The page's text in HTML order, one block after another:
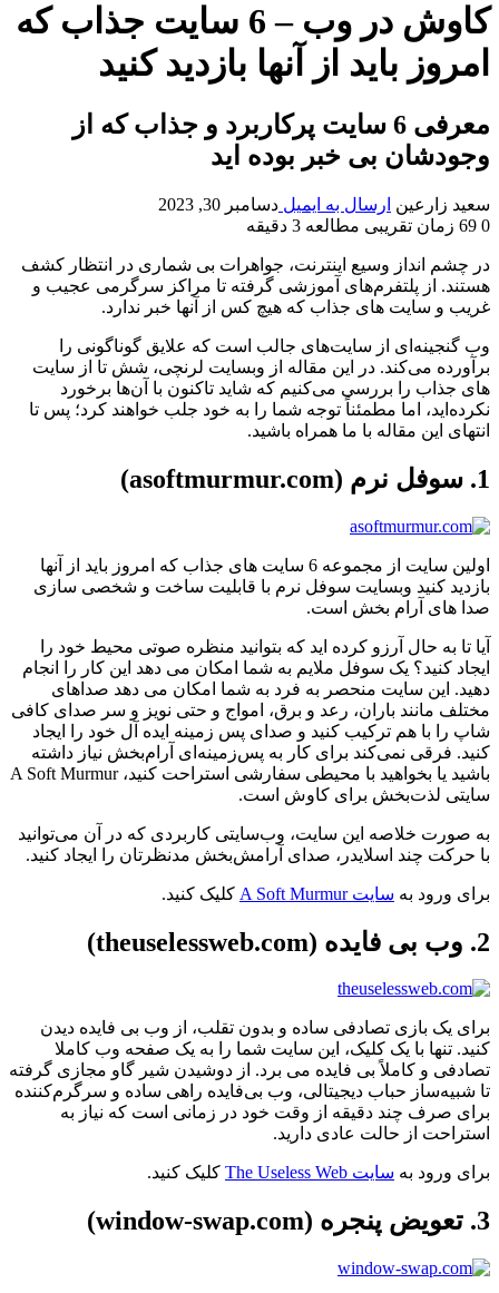
کاوش در وب – 6 سایت جذاب که
امروز باید از آنها بازدید کنید
معرفی 6 سایت پرکاربرد و جذاب که از
وجودشان بی خبر بوده اید
سعید زارعین ارسال به ایمیل دسامبر 30, 2023
0
زمان تقریبی مطالعه 3 دقیقه
در چشم انداز وسیع اینترنت، جواهرات بی شماری در انتظار کشف
هستند. از پلتفرم‌های آموزشی گرفته تا مراکز سرگرمی عجیب و
غریب و سایت های جذاب که هیچ کس از آنها خبر ندارد.
وب گنجینه‌ای از سایت‌های جالب است که علایق گوناگونی را
برآورده می‌کند. در این مقاله از وبسایت لرنچی، شش تا از سایت
های جذاب را بررسی می‌کنیم که شاید تاکنون با آن‌ها برخورد
نکرده‌اید، اما مطمئناً توجه شما را به خود جلب خواهند کرد؛ پس تا
انتهای این مقاله با ما همراه باشید.
1. سوفل نرم (asoftmurmur.com)
اولین سایت از مجموعه 6 سایت های جذاب که امروز باید از آنها
بازدید کنید وبسایت سوفل نرم با قابلیت ساخت و شخصی سازی
صدا های آرام بخش است.
آیا تا به حال آرزو کرده اید که بتوانید منظره صوتی محیط خود را
ایجاد کنید؟ یک سوفل ملایم به شما امکان می دهد این کار را انجام
دهید. این سایت منحصر به فرد به شما امکان می دهد صداهای
مختلف مانند باران، رعد و برق، امواج و حتی نویز و سر صدای کافی
شاپ را با هم ترکیب کنید و صدای پس زمینه ایده آل خود را ایجاد
کنید. فرقی نمی‌کند برای کار به پس‌زمینه‌ای آرام‌بخش نیاز داشته
باشید یا بخواهید با محیطی سفارشی استراحت کنید، A Soft Murmur
سایتی لذت‌بخش برای کاوش است.
به صورت خلاصه این سایت، وب‌سایتی کاربردی که در آن می‌توانید
با حرکت چند اسلایدر، صدای آرامش‌بخش مدنظرتان را ایجاد کنید.
برای ورود به سایت A Soft Murmur کلیک کنید.
2. وب بی فایده (theuselessweb.com)
برای یک بازی تصادفی ساده و بدون تقلب، از وب بی فایده دیدن
کنید. تنها با یک کلیک، این سایت شما را به یک صفحه وب کاملا
تصادفی و کاملاً بی فایده می برد. از دوشیدن شیر گاو مجازی گرفته
تا شبیه‌ساز حباب دیجیتالی، وب بی‌فایده راهی ساده و سرگرم‌کننده
برای صرف چند دقیقه از وقت خود در زمانی است که نیاز به
استراحت از حالت عادی دارید.
برای ورود به سایت The Useless Web کلیک کنید.
3. تعویض پنجره (window-swap.com)